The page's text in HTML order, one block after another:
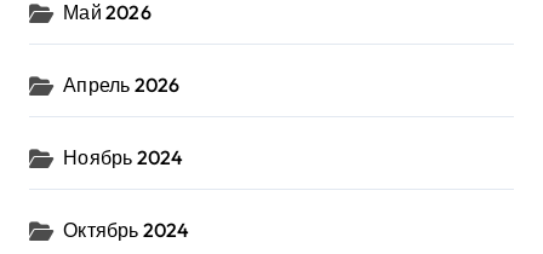
Май 2026
Апрель 2026
Ноябрь 2024
Октябрь 2024